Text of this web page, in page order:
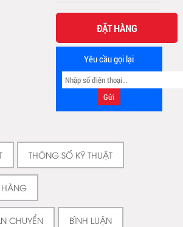
ĐẶT HÀNG
Yêu cầu gọi lại
THÔNG SỐ KỸ THUẬT
CHUYỂN BÌNH LUẬN